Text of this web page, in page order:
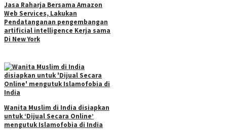
Jasa Raharja Bersama Amazon
Web Services, Lakukan
Pendatanganan pengembangan
artificial intelligence Kerja sama
Di New York
Wanita Muslim di India disiapkan
untuk ‘Dijual Secara Online’
mengutuk Islamofobia di India